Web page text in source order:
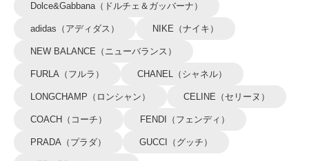
Dolce&Gabbana（ドルチェ＆ガッバーナ）
adidas（アディダス） NIKE（ナイキ）
NEW BALANCE（ニューバランス）
FURLA（フルラ） CHANEL（シャネル）
LONGCHAMP（ロンシャン） CELINE（セリーヌ）
COACH（コーチ） FENDI（フェンディ）
PRADA（プラダ） GUCCI（グッチ）